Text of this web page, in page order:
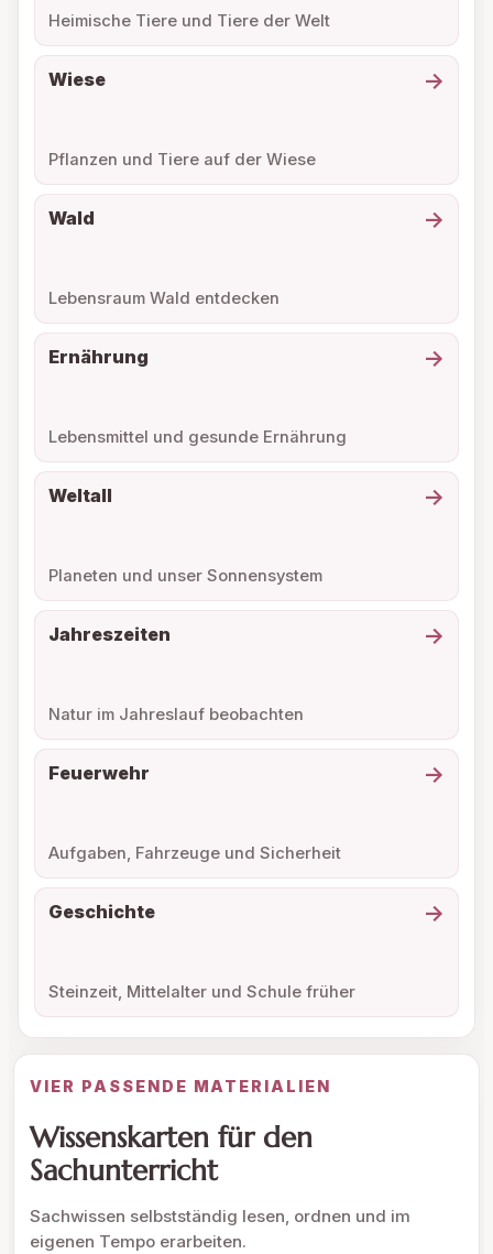
Heimische Tiere und Tiere der Welt
Wiese
Pflanzen und Tiere auf der Wiese
→
Wald
Lebensraum Wald entdecken
→
Ernährung
Lebensmittel und gesunde Ernährung
→
Weltall
Planeten und unser Sonnensystem
→
Jahreszeiten
Natur im Jahreslauf beobachten
→
Feuerwehr
Aufgaben, Fahrzeuge und Sicherheit
→
Geschichte
Steinzeit, Mittelalter und Schule früher
→
VIER PASSENDE MATERIALIEN
Wissenskarten für den
Sachunterricht
Sachwissen selbstständig lesen, ordnen und im
eigenen Tempo erarbeiten.